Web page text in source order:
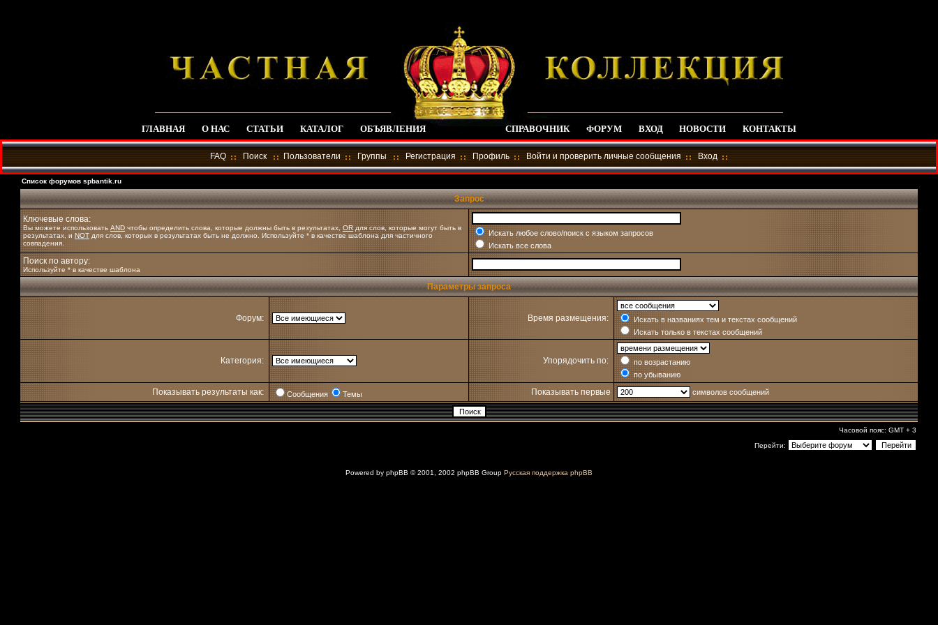
ГЛАВНАЯ О НАС СТАТЬИ КАТАЛОГ ОБЪЯВЛЕНИЯ СПРАВОЧНИК ФОРУМ ВХОД НОВОСТИ КОНТАКТЫ
FAQ Поиск Пользователи Группы Регистрация Профиль Войти и проверить личные сообщения Вход
Список форумов spbantik.ru
Запрос
Ключевые слова:
Вы можете использовать AND чтобы определить слова, которые должны быть в результатах, OR для слов, которые могут быть в
результатах, и NOT для слов, которых в результатах быть не должно. Используйте * в качестве шаблона для частичного
совпадения.
Искать любое слово/поиск с языком запросов
Искать все слова
Поиск по автору:
Используйте * в качестве шаблона
Параметры запроса
Форум: Время размещения:
Искать в названиях тем и текстах сообщений
Искать только в текстах сообщений
Категория: Упорядочить по:
по возрастанию
по убыванию
Показывать результаты как: Сообщения Темы Показывать первые символов сообщений
Часовой пояс: GMT + 3
Перейти:
Powered by phpBB © 2001, 2002 phpBB Group Русская поддержка phpBB